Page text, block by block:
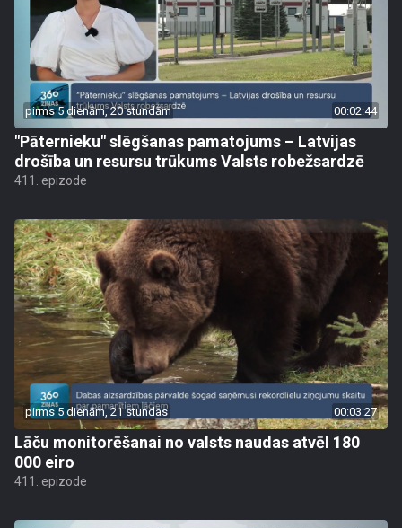
pirms 5 dienām, 20 stundām 00:02:44
"Pāternieku" slēgšanas pamatojums – Latvijas
drošība un resursu trūkums Valsts robežsardzē
411. epizode
pirms 5 dienām, 21 stundas 00:03:27
Lāču monitorēšanai no valsts naudas atvēl 180
000 eiro
411. epizode